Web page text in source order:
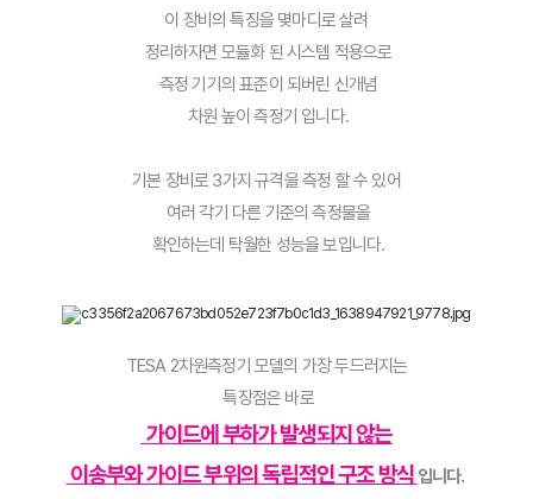
이 장비의 특징을 몇마디로 살려
정리하자면 모듈화 된 시스템 적용으로
측정 기기의 표준이 되버린 신개념
차원 높이 측정기 입니다.
기본 장비로 3가지 규격을 측정 할 수 있어
여러 각기 다른 기준의 측정물을
확인하는데 탁월한 성능을 보입니다.
TESA 2차원측정기 모델의 가장 두드러지는
특장점은 바로
가이드에 부하가 발생되지 않는
이송부와 가이드 부위의 독립적인 구조 방식 입니다.